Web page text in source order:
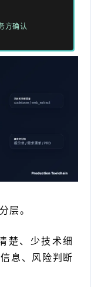
确认
层。
楚、少技术细
息、风险判断